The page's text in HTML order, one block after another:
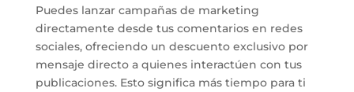
Puedes lanzar campañas de marketing
directamente desde tus comentarios en redes
sociales, ofreciendo un descuento exclusivo por
mensaje directo a quienes interactúen con tus
publicaciones. Esto significa más tiempo para ti